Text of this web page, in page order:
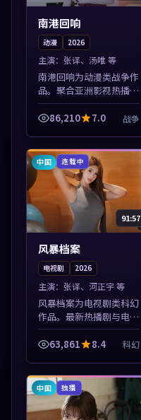
南港回响
动漫 2026
主演： 张译、汤唯 等
南港回响为动漫类战争作
品。聚合亚洲影视热播内
容，高清免费在线观看，
适合手机与电脑一站式追
凑，值得加入片...
86,210 7.0 战争
中国 连载中
91:57
风暴档案
电视剧 2026
主演： 张译、河正宇 等
风暴档案为电视剧类科幻
作品。最新热播剧与电影
片单推荐，高清画质流畅
播放，每日更新不错过精
紧凑，值得加...
63,861 8.4 科幻
中国 独播